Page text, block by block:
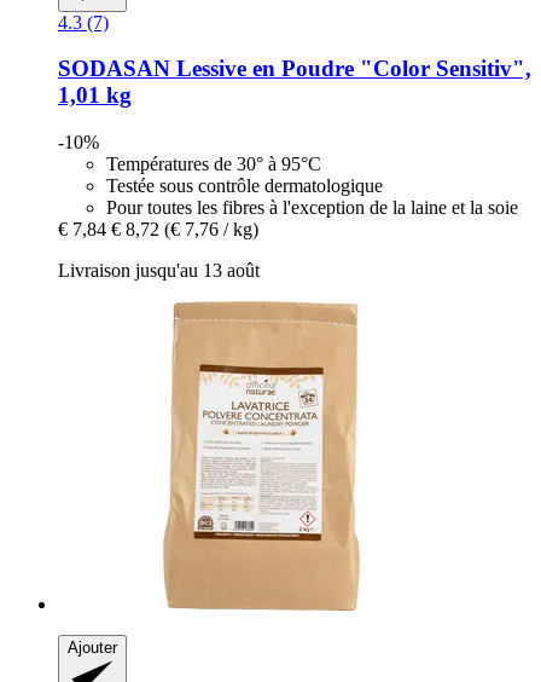
4.3 (7)
SODASAN Lessive en Poudre "Color Sensitiv",
1,01 kg
-10%
Températures de 30° à 95°C
Testée sous contrôle dermatologique
Pour toutes les fibres à l'exception de la laine et la soie
€ 7,84 € 8,72 (€ 7,76 / kg)
Livraison jusqu'au 13 août
Ajouter